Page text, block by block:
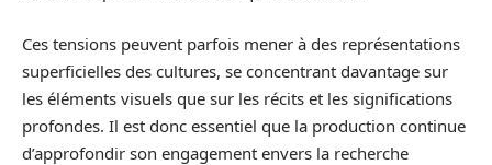
Ces tensions peuvent parfois mener à des représentations
superficielles des cultures, se concentrant davantage sur
les éléments visuels que sur les récits et les significations
profondes. Il est donc essentiel que la production continue
d’approfondir son engagement envers la recherche